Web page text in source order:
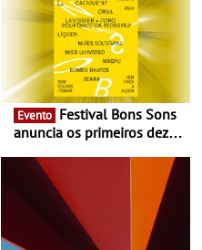
Evento
anuncia os primeiros dez